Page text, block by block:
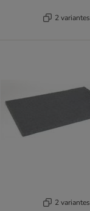
2 variantes
2 variantes